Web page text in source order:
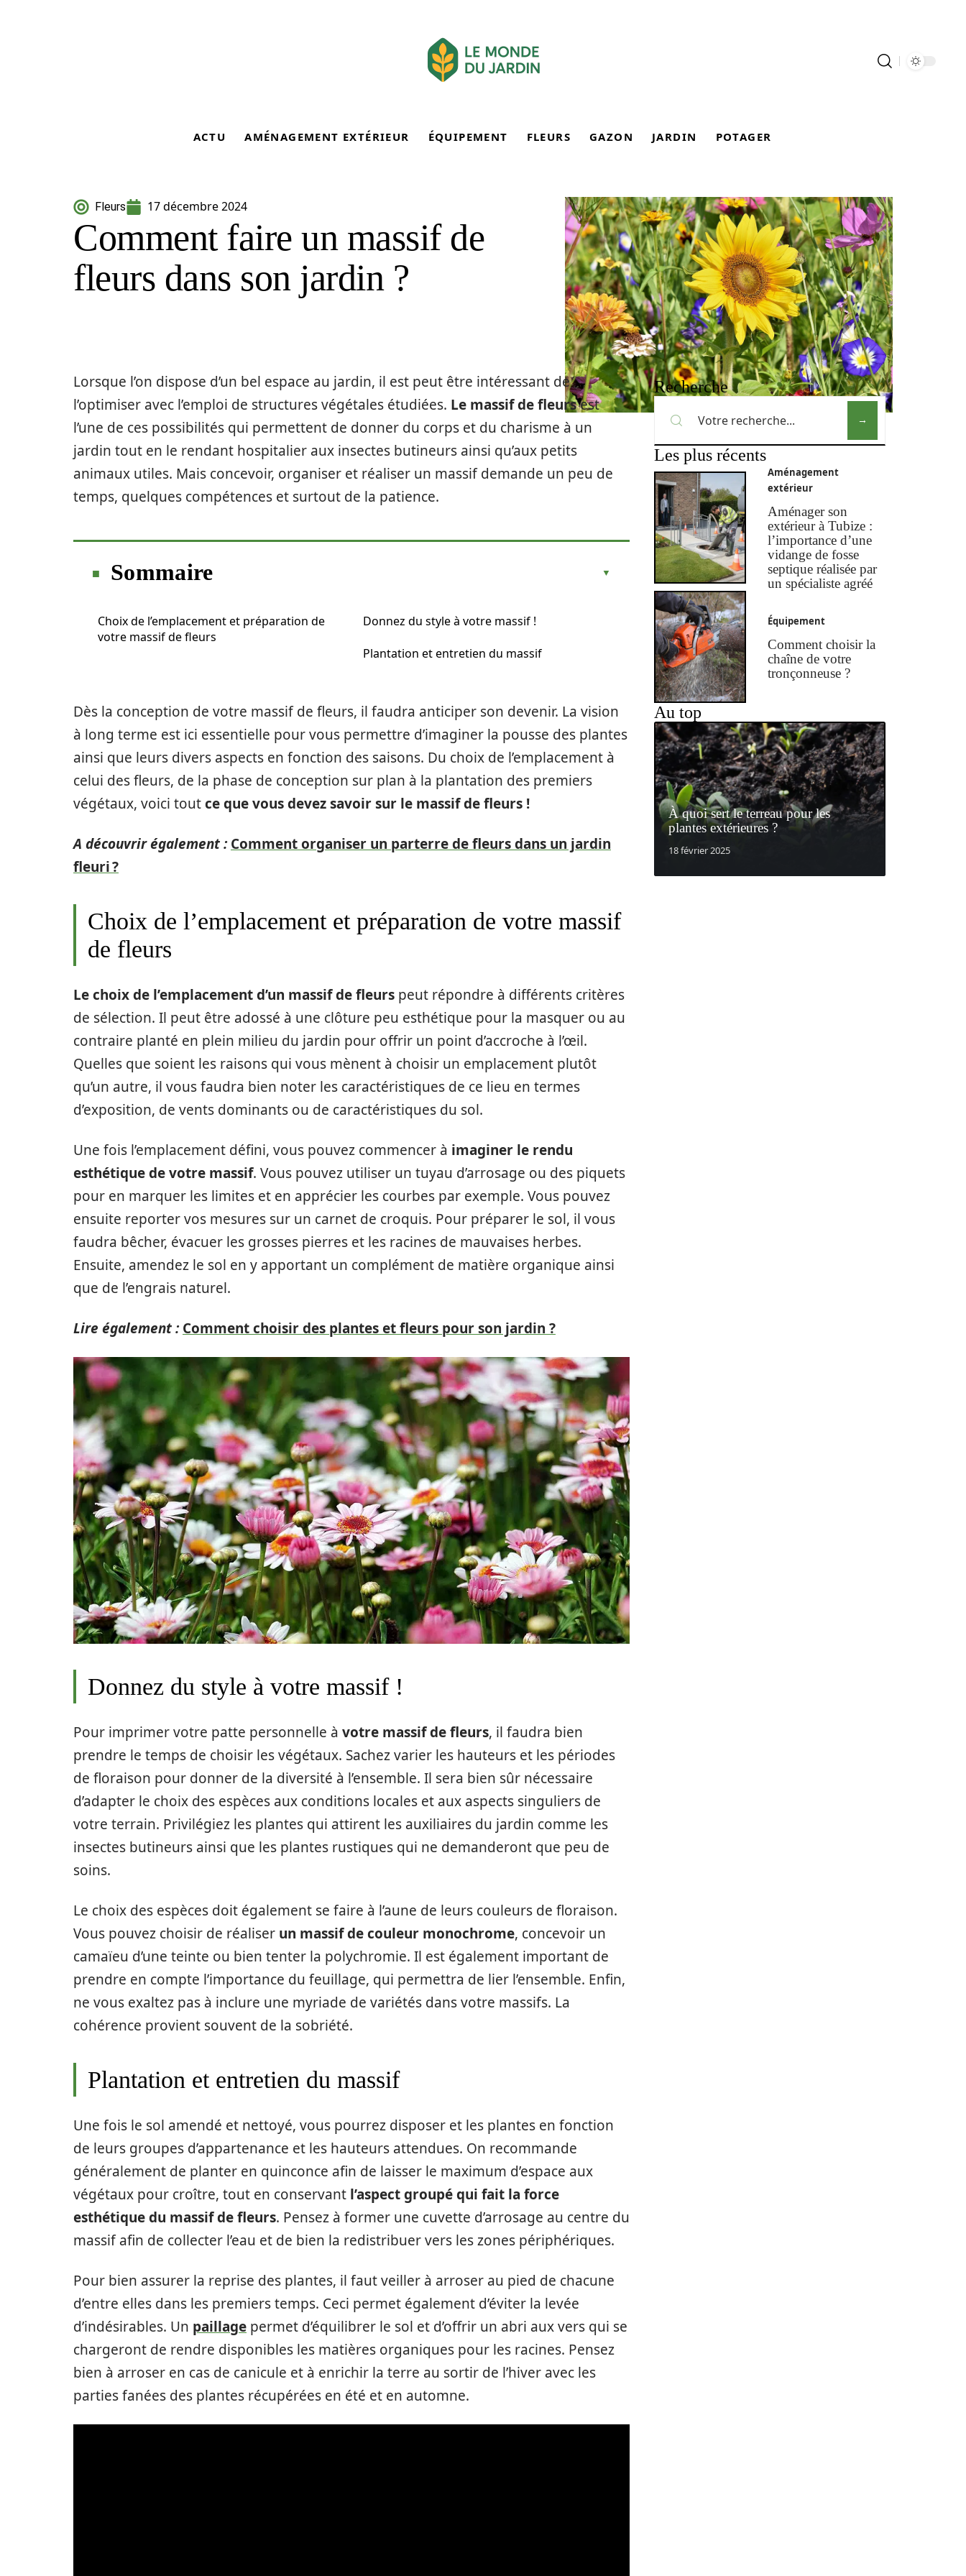
ACTU AMÉNAGEMENT EXTÉRIEUR ÉQUIPEMENT FLEURS GAZON JARDIN POTAGER
Fleurs 17 décembre 2024
Comment faire un massif de
fleurs dans son jardin ?
Lorsque l’on dispose d’un bel espace au jardin, il est peut être intéressant de
l’optimiser avec l’emploi de structures végétales étudiées. Le massif de fleursest
l’une de ces possibilités qui permettent de donner du corps et du charisme à un
jardin tout en le rendant hospitalier aux insectes butineurs ainsi qu’aux petits
animaux utiles. Mais concevoir, organiser et réaliser un massif demande un peu de
temps, quelques compétences et surtout de la patience.
Sommaire
Choix de l’emplacement et préparation de
votre massif de fleurs
Donnez du style à votre massif !
Plantation et entretien du massif
Dès la conception de votre massif de fleurs, il faudra anticiper son devenir. La vision
à long terme est ici essentielle pour vous permettre d’imaginer la pousse des plantes
ainsi que leurs divers aspects en fonction des saisons. Du choix de l’emplacement à
celui des fleurs, de la phase de conception sur plan à la plantation des premiers
végétaux, voici toutce que vous devez savoir sur le massif de fleurs !
A découvrir également : Comment organiser un parterre de fleurs dans un jardin
fleuri ?
Choix de l’emplacement et préparation de votre massif
de fleurs
Le choix de l’emplacement d’un massif de fleurs peut répondre à différents critères
de sélection. Il peut être adossé à une clôture peu esthétique pour la masquer ou au
contraire planté en plein milieu du jardin pour offrir un point d’accroche à l’œil.
Quelles que soient les raisons qui vous mènent à choisir un emplacement plutôt
qu’un autre, il vous faudra bien noter les caractéristiques de ce lieu en termes
d’exposition, de vents dominants ou de caractéristiques du sol.
Une fois l’emplacement défini, vous pouvez commencer à imaginer le rendu
esthétique de votre massif. Vous pouvez utiliser un tuyau d’arrosage ou des piquets
pour en marquer les limites et en apprécier les courbes par exemple. Vous pouvez
ensuite reporter vos mesures sur un carnet de croquis. Pour préparer le sol, il vous
faudra bêcher, évacuer les grosses pierres et les racines de mauvaises herbes.
Ensuite, amendez le sol en y apportant un complément de matière organique ainsi
que de l’engrais naturel.
Lire également : Comment choisir des plantes et fleurs pour son jardin ?
Donnez du style à votre massif !
Pour imprimer votre patte personnelle à votre massif de fleurs, il faudra bien
prendre le temps de choisir les végétaux. Sachez varier les hauteurs et les périodes
de floraison pour donner de la diversité à l’ensemble. Il sera bien sûr nécessaire
d’adapter le choix des espèces aux conditions locales et aux aspects singuliers de
votre terrain. Privilégiez les plantes qui attirent les auxiliaires du jardin comme les
insectes butineurs ainsi que les plantes rustiques qui ne demanderont que peu de
soins.
Le choix des espèces doit également se faire à l’aune de leurs couleurs de floraison.
Vous pouvez choisir de réaliser un massif de couleur monochrome, concevoir un
camaïeu d’une teinte ou bien tenter la polychromie. Il est également important de
prendre en compte l’importance du feuillage, qui permettra de lier l’ensemble. Enfin,
ne vous exaltez pas à inclure une myriade de variétés dans votre massifs. La
cohérence provient souvent de la sobriété.
Plantation et entretien du massif
Une fois le sol amendé et nettoyé, vous pourrez disposer et les plantes en fonction
de leurs groupes d’appartenance et les hauteurs attendues. On recommande
généralement de planter en quinconce afin de laisser le maximum d’espace aux
végétaux pour croître, tout en conservant l’aspect groupé qui fait la force
esthétique du massif de fleurs. Pensez à former une cuvette d’arrosage au centre du
massif afin de collecter l’eau et de bien la redistribuer vers les zones périphériques.
Pour bien assurer la reprise des plantes, il faut veiller à arroser au pied de chacune
d’entre elles dans les premiers temps. Ceci permet également d’éviter la levée
d’indésirables. Un paillage permet d’équilibrer le sol et d’offrir un abri aux vers qui se
chargeront de rendre disponibles les matières organiques pour les racines. Pensez
bien à arroser en cas de canicule et à enrichir la terre au sortir de l’hiver avec les
parties fanées des plantes récupérées en été et en automne.
Recherche
Les plus récents
Aménagement
extérieur
Aménager son
extérieur à Tubize :
l’importance d’une
vidange de fosse
septique réalisée par
un spécialiste agréé
Équipement
Comment choisir la
chaîne de votre
tronçonneuse ?
Au top
À quoi sert le terreau pour les
plantes extérieures ?
18 février 2025